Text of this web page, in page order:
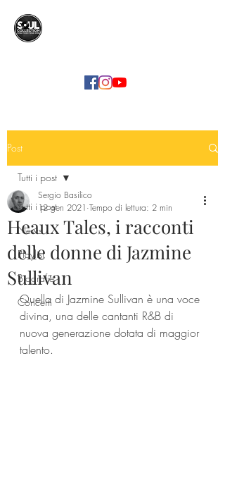
Post
Tutti i post
News
Playlist
Biografie
Concerti
Tutti i post
Heaux Tales, i racconti
delle donne di Jazmine
Sullivan
Sergio Basilico
12 gen 2021 Tempo di lettura: 2 min
Quella di Jazmine Sullivan è una voce
divina, una delle cantanti R&B di
nuova generazione dotata di maggior
talento.